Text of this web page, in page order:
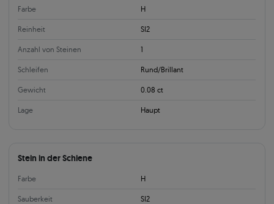
Farbe H
Reinheit SI2
Anzahl von Steinen 1
Schleifen Rund/Brillant
Gewicht 0.08 ct
Lage Haupt
Stein in der Schiene
Farbe H
Sauberkeit SI2